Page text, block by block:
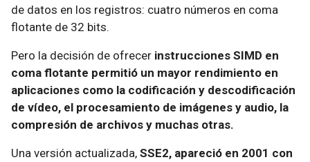
de datos en los registros: cuatro números en coma
flotante de 32 bits.
Pero la decisión de ofrecer instrucciones SIMD en
coma flotante permitió un mayor rendimiento en
aplicaciones como la codificación y descodificación
de vídeo, el procesamiento de imágenes y audio, la
compresión de archivos y muchas otras.
Una versión actualizada, SSE2, apareció en 2001 con